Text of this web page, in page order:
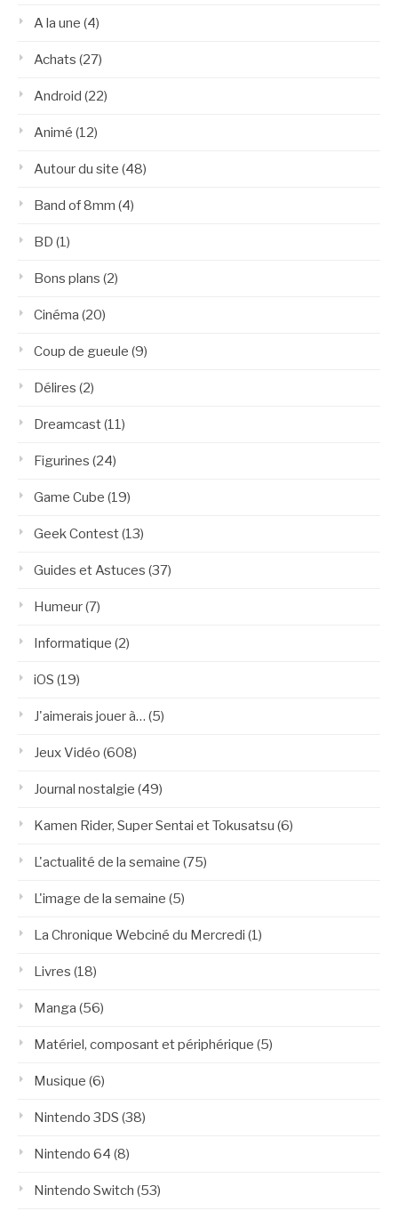
A la une (4)
Achats (27)
Android (22)
Animé (12)
Autour du site (48)
Band of 8mm (4)
BD (1)
Bons plans (2)
Cinéma (20)
Coup de gueule (9)
Délires (2)
Dreamcast(11)
Figurines (24)
Game Cube (19)
Geek Contest(13)
Guides et Astuces (37)
Humeur(7)
Informatique (2)
iOS (19)
J'aimerais jouer à… (5)
Jeux Vidéo (608)
Journal nostalgie (49)
Kamen Rider, Super Sentai et Tokusatsu (6)
L'actualité de la semaine (75)
L'image de la semaine (5)
La Chronique Webciné du Mercredi (1)
Livres (18)
Manga (56)
Matériel, composant et périphérique (5)
Musique (6)
Nintendo 3DS (38)
Nintendo 64 (8)
Nintendo Switch (53)